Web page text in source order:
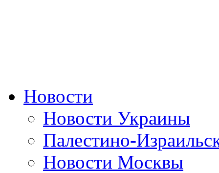
Новости
Новости Украины
Палестино-
Новости Москвы